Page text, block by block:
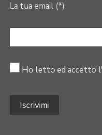
La tua email (*)
Ho letto ed accetto l'